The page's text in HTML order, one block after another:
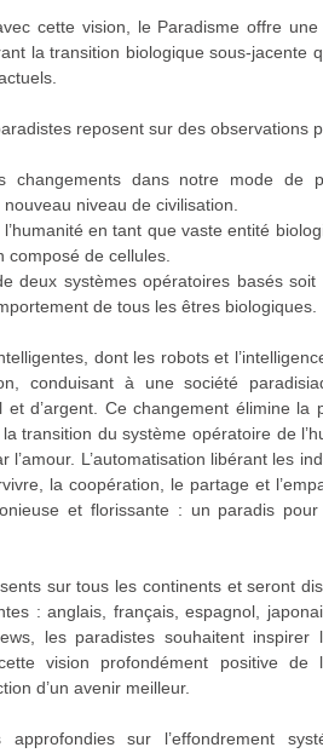
cette vision, le Paradisme offre
la transition biologique sous-jacente
reposent sur des observations
changements dans notre mode de
niveau de civilisation.
en tant que vaste entité
composé de cellules.
deux systèmes opératoires basés soit
de tous les êtres biologiques.
dont les robots et
conduisant à une société
et d’argent. Ce changement élimine
la transition du système opératoire de
l’amour. L’automatisation libérant les
la coopération, le partage et
et florissante : un paradis
sur tous les continents et seront
: anglais, français, espagnol,
les paradistes souhaitent inspirer
vision profondément positive
d’un avenir meilleur.
approfondies sur l’effondrement